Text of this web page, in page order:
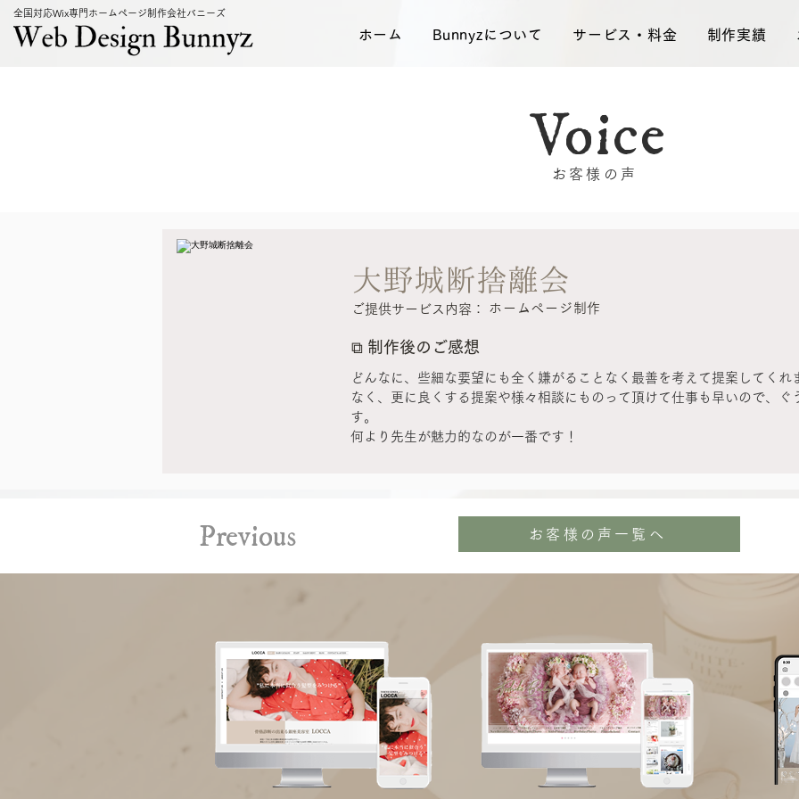
全国対応Wix専門ホームページ制作会社バニーズ
ホーム Bunnyzについて サービス・料金 制作実績
Voice
お客様の声
大野城断捨離会
ご提供サービス内容： ホームページ制作
⧉ 制作後のご感想
どんなに、些細な要望にも全く嫌がることなく最善を考えて提案してく
なく、更に良くする提案や様々相談にものって頂けて仕事も早いので、
す。
何より先生が魅力的なのが一番です！
Previous お客様の声一覧へ